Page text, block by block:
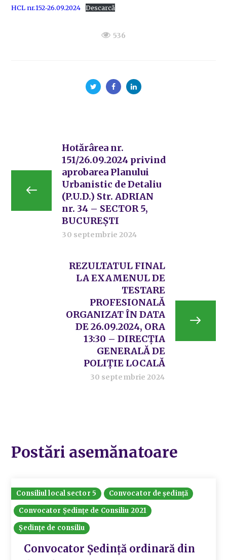
HCL nr.152-26.09.2024 Descarcă
536
Hotărârea nr.
151/26.09.2024 privind
aprobarea Planului
Urbanistic de Detaliu
(P.U.D.) Str. ADRIAN
nr. 34 – SECTOR 5,
BUCUREȘTI
30 septembrie 2024
REZULTATUL FINAL
LA EXAMENUL DE
TESTARE
PROFESIONALĂ
ORGANIZAT ÎN DATA
DE 26.09.2024, ORA
13:30 – DIRECȚIA
GENERALĂ DE
POLIȚIE LOCALĂ
30 septembrie 2024
Postări asemănatoare
Consiliul local sector 5
Convocator de ședință
Convocator Ședințe de Consiliu 2021
Ședințe de consiliu
Convocator Ședință ordinară din